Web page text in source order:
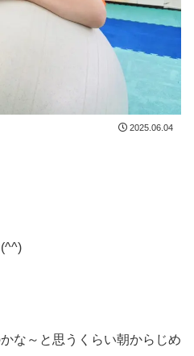
2025.06.04
な～と思うくらい朝からじめ